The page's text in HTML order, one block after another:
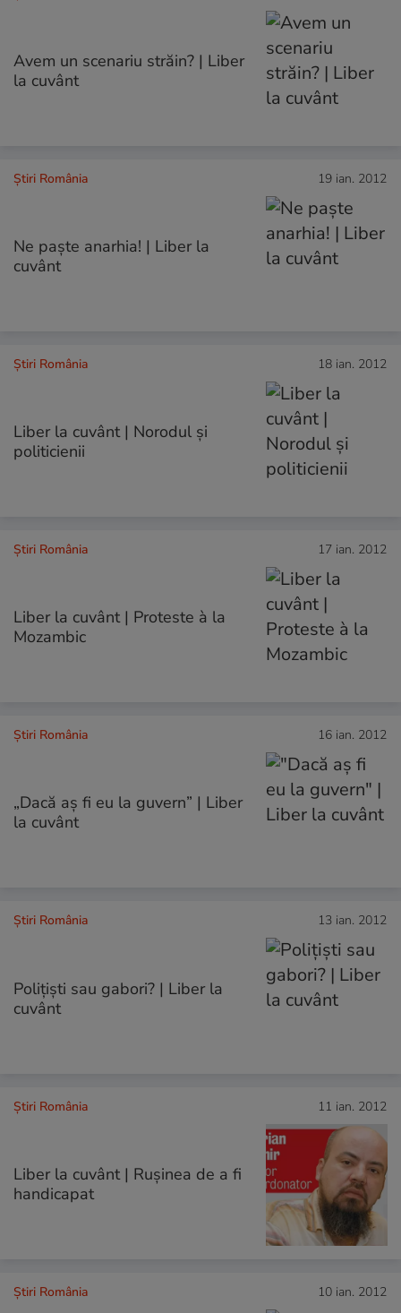
Avem un scenariu străin? | Liber
la cuvânt
Știri România 19 ian. 2012
Ne paşte anarhia! | Liber la
cuvânt
Știri România 18 ian. 2012
Liber la cuvânt | Norodul și
politicienii
Știri România 17 ian. 2012
Liber la cuvânt | Proteste à la
Mozambic
Știri România 16 ian. 2012
„Dacă aș fi eu la guvern” | Liber
la cuvânt
Știri România 13 ian. 2012
Poliţişti sau gabori? | Liber la
cuvânt
Știri România 11 ian. 2012
Liber la cuvânt | Ruşinea de a fi
handicapat
Știri România 10 ian. 2012